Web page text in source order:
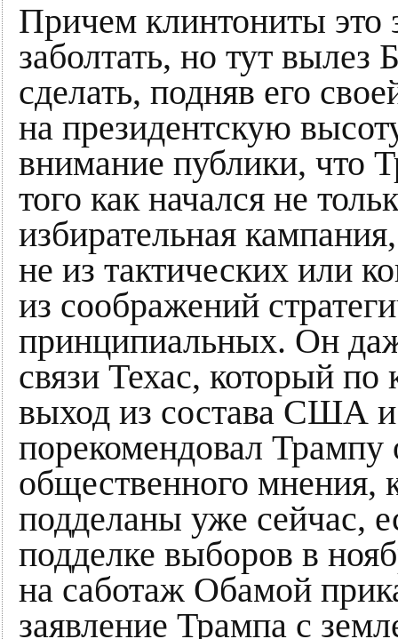
Причем клинтониты это
заболтать, но тут вылез
сделать, подняв его
на президентскую
внимание публики, что
того как начался не
избирательная
не из тактических или
из соображений
принципиальных. Он
связи Техас, который
выход из состава США
порекомендовал
общественного
подделаны уже сейчас,
подделке выборов в
на саботаж Обамой
заявление Трампа с